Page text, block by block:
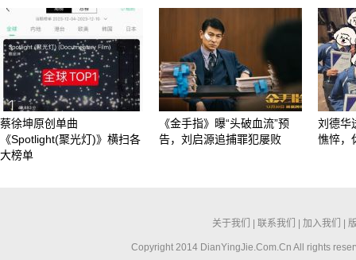
蔡徐坤原创单曲
《Spotlight(聚光灯)》横扫各
大榜单
《金手指》曝“头破血流”预
告，刘启源追捕罪犯屡败
刘德华
憔悴，
关于我们 联系我们 加入我们
Copyright 2014 DianYingJie.Com.Cn All rights